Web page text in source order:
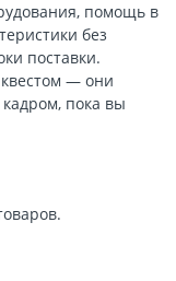
помощь в
без
поставки.
— они
пока вы